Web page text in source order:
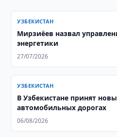
УЗБЕКИСТАН
Мирзиёев назвал
энергетики
27/07/2026
УЗБЕКИСТАН
В Узбекистане принят
автомобильных дорогах
06/08/2026